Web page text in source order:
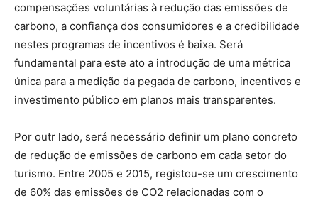
compensações voluntárias à redução das emissões de
carbono, a confiança dos consumidores e a credibilidade
nestes programas de incentivos é baixa. Será
fundamental para este ato a introdução de uma métrica
única para a medição da pegada de carbono, incentivos e
investimento público em planos mais transparentes.
Por outr lado, será necessário definir um plano concreto
de redução de emissões de carbono em cada setor do
turismo. Entre 2005 e 2015, registou-se um crescimento
de 60% das emissões de CO2 relacionadas com o